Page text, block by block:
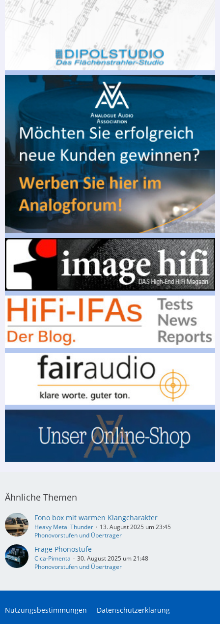
Ähnliche Themen
Fono box mit warmen Klangcharakter
Heavy Metal Thunder
13. August 2025 um 23:45
Phonovorstufen und Übertrager
Frage Phonostufe
Cica-Pimenta
30. August 2025 um 21:48
Phonovorstufen und Übertrager
Nutzungsbestimmungen Datenschutzerklärung